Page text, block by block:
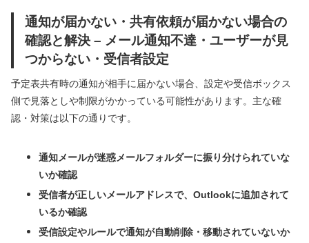
通知が届かない・共有依頼が届かない場合の
確認と解決 – メール通知不達・ユーザーが見
つからない・受信者設定
予定表共有時の通知が相手に届かない場合、設定や受信ボックス
側で見落としや制限がかかっている可能性があります。主な確
認・対策は以下の通りです。
通知メールが迷惑メールフォルダーに振り分けられていな
いか確認
受信者が正しいメールアドレスで、Outlookに追加されて
いるか確認
受信設定やルールで通知が自動削除・移動されていないか